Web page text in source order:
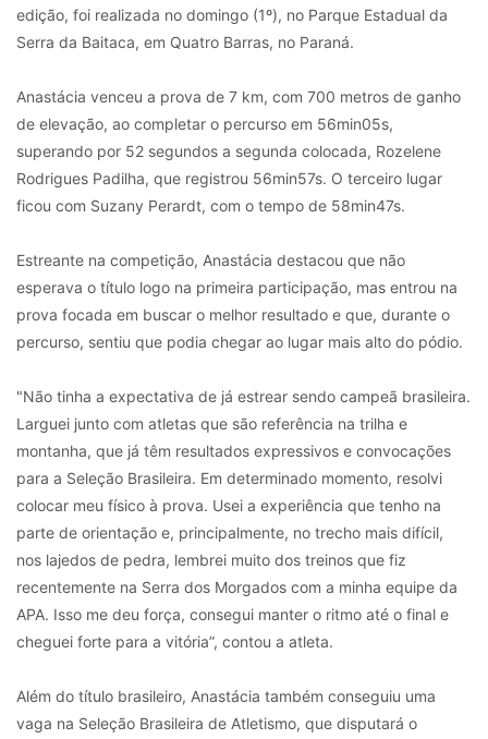
edição, foi realizada no domingo (1º), no Parque Estadual da
Serra da Baitaca, em Quatro Barras, no Paraná.
Anastácia venceu a prova de 7 km, com 700 metros de ganho
de elevação, ao completar o percurso em 56min05s,
superando por 52 segundos a segunda colocada, Rozelene
Rodrigues Padilha, que registrou 56min57s. O terceiro lugar
ficou com Suzany Perardt, com o tempo de 58min47s.
Estreante na competição, Anastácia destacou que não
esperava o título logo na primeira participação, mas entrou na
prova focada em buscar o melhor resultado e que, durante o
percurso, sentiu que podia chegar ao lugar mais alto do pódio.
"Não tinha a expectativa de já estrear sendo campeã brasileira.
Larguei junto com atletas que são referência na trilha e
montanha, que já têm resultados expressivos e convocações
para a Seleção Brasileira. Em determinado momento, resolvi
colocar meu físico à prova. Usei a experiência que tenho na
parte de orientação e, principalmente, no trecho mais difícil,
nos lajedos de pedra, lembrei muito dos treinos que fiz
recentemente na Serra dos Morgados com a minha equipe da
APA. Isso me deu força, consegui manter o ritmo até o final e
cheguei forte para a vitória”, contou a atleta.
Além do título brasileiro, Anastácia também conseguiu uma
vaga na Seleção Brasileira de Atletismo, que disputará o